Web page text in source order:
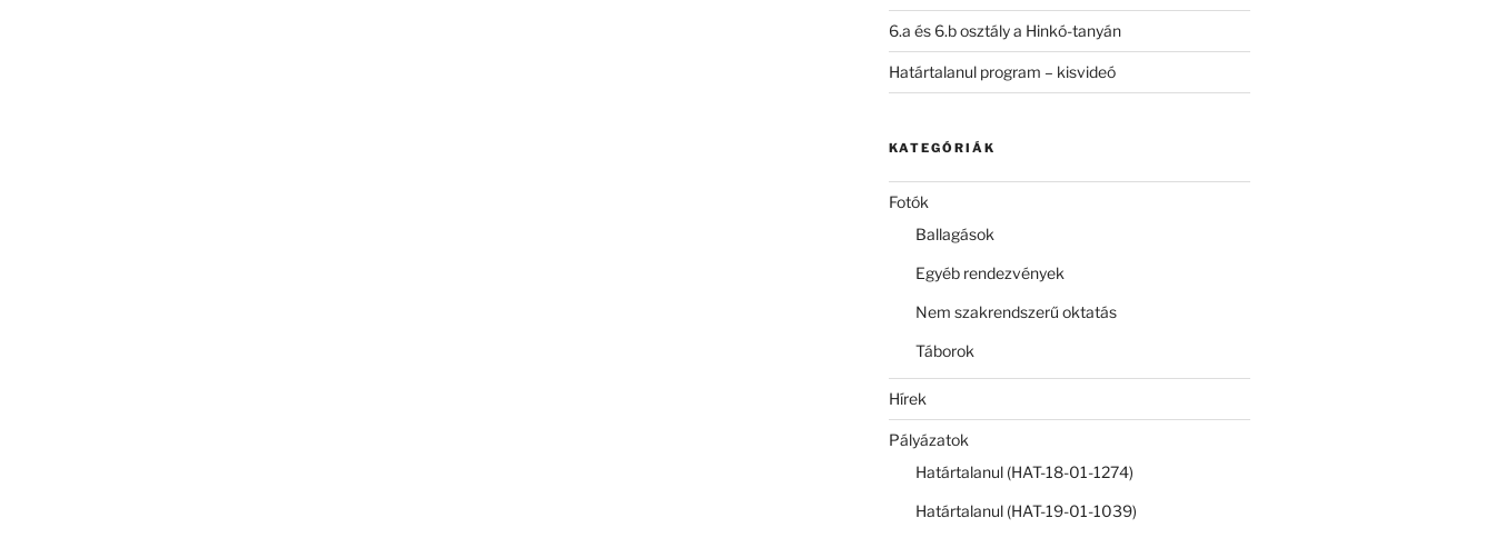
6.a és 6.b osztály a Hinkó-tanyán
Határtalanul program – kisvideó
KATEGÓRIÁK
Fotók
Ballagások
Egyéb rendezvények
Nem szakrendszerű oktatás
Táborok
Hírek
Pályázatok
Határtalanul (HAT-18-01-1274)
Határtalanul (HAT-19-01-1039)